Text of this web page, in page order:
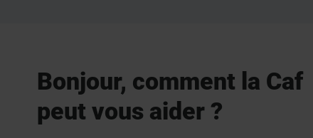
Bonjour, comment la Caf
peut vous aider ?